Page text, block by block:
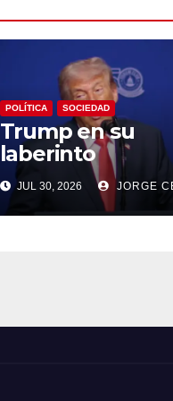
POLÍTICA SOCIEDAD
Trump en su
laberinto
JUL 30, 2026 JORGE